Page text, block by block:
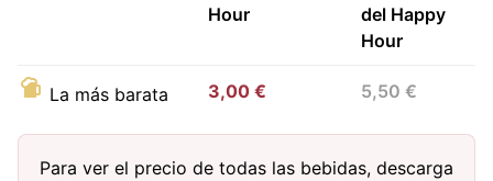
Hour
del Happy
Hour
La más barata 3,00 € 5,50 €
Para ver el precio de todas las bebidas, descarga